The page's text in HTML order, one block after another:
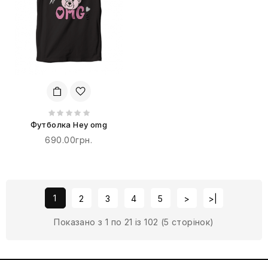
Футболка Hey omg
690.00грн.
1 2 3 4 5 > >|
Показано з 1 по 21 із 102 (5 сторінок)